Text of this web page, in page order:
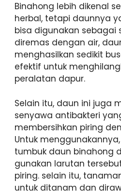
Binahong lebih dikenal
herbal, tetapi daunnya
bisa digunakan sebagai
diremas dengan air,
menghasilkan sedikit
efektif untuk
peralatan dapur.
Selain itu, daun ini juga
senyawa antibakteri
membersihkan piring
Untuk
tumbuk daun binahong
gunakan larutan
piring. selain itu,
untuk ditanam dan